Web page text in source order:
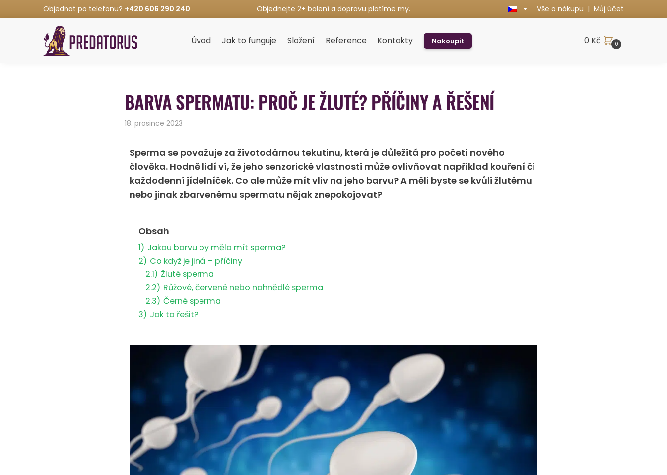
Objednat po telefonu? +420 606 290 240 Objednejte 2+ balení a dopravu platíme my. Vše o nákupu | Můj účet
Úvod Jak to funguje Složení Reference Kontakty Nakoupit 0 Kč 0
BARVA SPERMATU: PROČ JE ŽLUTÉ? PŘÍČINY A ŘEŠENÍ
18. prosince 2023
Sperma se považuje za životodárnou tekutinu, která je důležitá pro početí nového
člověka. Hodně lidí ví, že jeho senzorické vlastnosti může ovlivňovat například kouření či
každodenní jídelníček. Co ale může mít vliv na jeho barvu? A měli byste se kvůli žlutému
nebo jinak zbarvenému spermatu nějak znepokojovat?
Obsah
1) Jakou barvu by mělo mít sperma?
2) Co když je jiná – příčiny
2.1) Žluté sperma
2.2) Růžové, červené nebo nahnědlé sperma
2.3) Černé sperma
3) Jak to řešit?